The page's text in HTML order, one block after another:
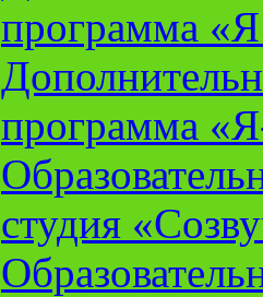
программа «Я
программа
студия